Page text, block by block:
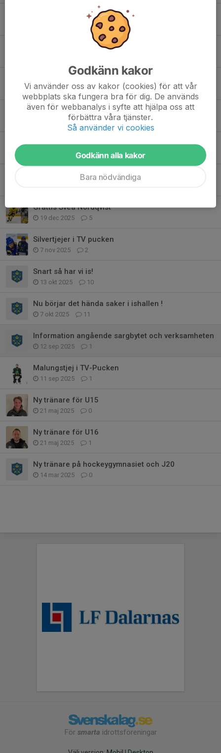
Brothers of Metal Open Air – 22 augusti
16 mar, 10:43 13
Förändringar i tränarstaber!
31 jan, 11:33 0
Grattis Svea!
19 jan, 21:34 0
Inställda aktiviteter lördag 10/1
Grattis Svea Nordqvist
19 dec 2025 5
Silvertjejer i TV pucken
7 nov 2025 2
Snart så har vi is!
13 okt 2025 10
Nu börjar det hända saker i ishallen !
7 okt 2025 11
Information angående sargbytet och verksamheten
12 sep 2025 1
Malungstjej i TV-Pucken
11 sep 2025 1
Ny tränare för U15
21 maj 2025 0
Ny tränare för U16
21 maj 2025 1
Ny tränare på hockeygymnasiet och J20
14 mar 2025 0
För smarta idrottsföreningar
Godkänn kakor
Vi använder oss av kakor (cookies) för att vår
webbplats ska fungera bra för dig. De används
även för webbanalys i syfte att hjälpa oss att
förbättra våra tjänster.
Så använder vi cookies
Godkänn alla kakor
Bara nödvändiga